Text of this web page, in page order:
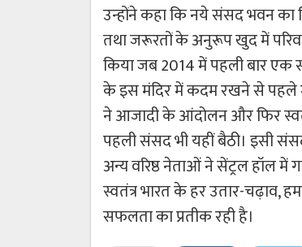
उन्होंने कहा कि नये संसद भवन
तथा जरूरतों के अनुरूप खुद में
किया जब 2014 में पहली बार
के इस मंदिर में कदम रखने से पहले
ने आजादी के आंदोलन और फिर
पहली संसद भी यहीं बैठी। इसी
अन्य वरिष्ठ नेताओं ने सेंट्रल हॉल
स्वतंत्र भारत के हर उतार-चढ़ाव,
सफलता का प्रतीक रही है।